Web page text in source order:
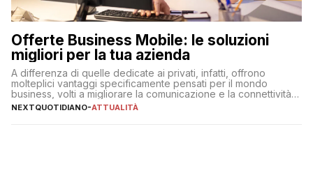
Offerte Business Mobile: le soluzioni
migliori per la tua azienda
A differenza di quelle dedicate ai privati, infatti, offrono
molteplici vantaggi specificamente pensati per il mondo
business, volti a migliorare la comunicazione e la connettività
degli utenti
NEXTQUOTIDIANO-ATTUALITÀ